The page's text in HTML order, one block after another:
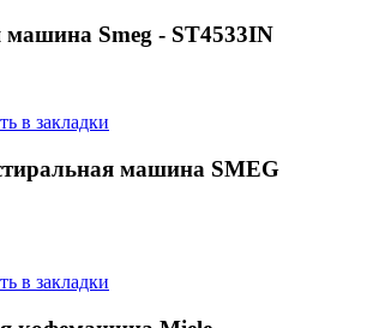
машина Smeg - ST4533IN
в закладки
машина SMEG
в закладки